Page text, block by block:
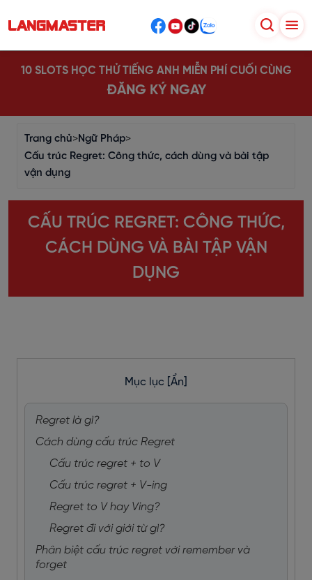
10 SLOTS HỌC THỬ TIẾNG ANH MIỄN PHÍ CUỐI CÙNG
ĐĂNG KÝ NGAY
Trang chủ>Ngữ Pháp>
Cấu trúc Regret: Công thức, cách dùng và bài tập
vận dụng
CẤU TRÚC REGRET: CÔNG THỨC,
CÁCH DÙNG VÀ BÀI TẬP VẬN
DỤNG
Mục lục [Ẩn]
Regret là gì?
Cách dùng cấu trúc Regret
Cấu trúc regret + to V
Cấu trúc regret + V-ing
Regret to V hay Ving?
Regret đi với giới từ gì?
Phân biệt cấu trúc regret với remember và
forget